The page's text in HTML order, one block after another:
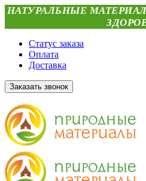
НАТУРАЛЬНЫЕ
Статус заказа
Оплата
Доставка
Заказать звонок